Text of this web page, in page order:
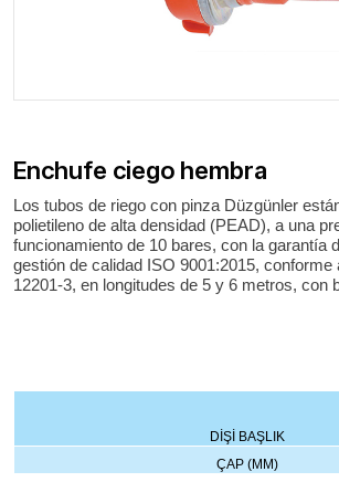
Enchufe ciego hembra
Los tubos de riego con pinza Düzgünler
polietileno de alta densidad (PEAD), a una
funcionamiento de 10 bares, con la garantía
gestión de calidad ISO 9001:2015, conforme
12201-3, en longitudes de 5 y 6 metros, con
DİŞİ BAŞLIK
ÇAP (MM)